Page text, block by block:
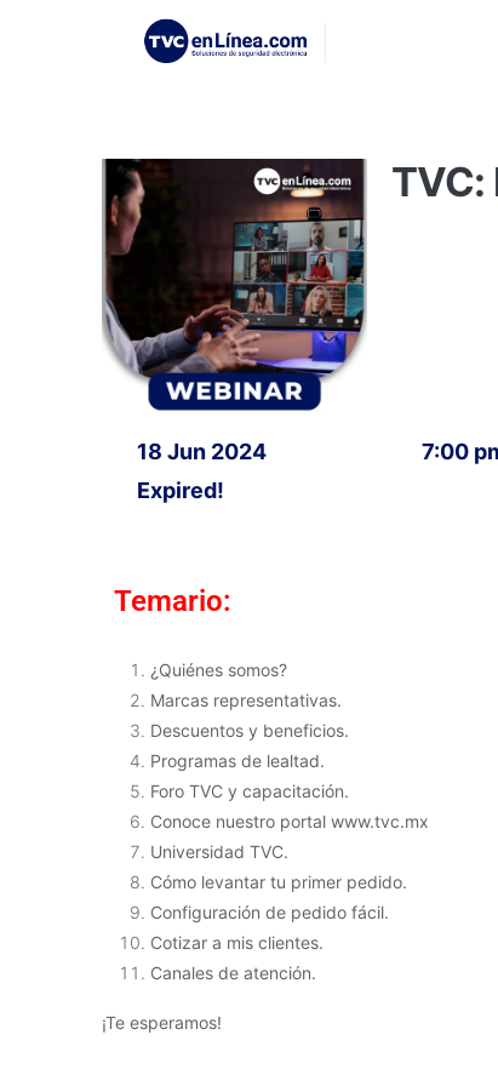
TVC:
18 Jun 2024
Expired!
7:00
Temario:
¿Quiénes somos?
Marcas representativas.
Descuentos y beneficios.
Programas de lealtad.
Foro TVC y capacitación.
Conoce nuestro portal www.tvc.mx
Universidad TVC.
Cómo levantar tu primer pedido.
Configuración de pedido fácil.
Cotizar a mis clientes.
Canales de atención.
¡Te esperamos!